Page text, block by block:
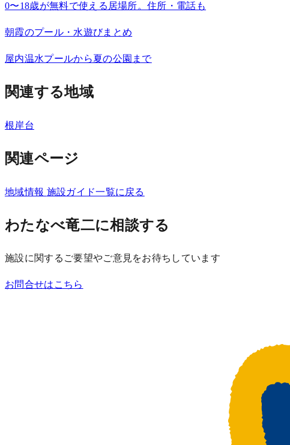
0〜18歳が無料で使える居場所。住所・電話も
朝霞のプール・水遊びまとめ
屋内温水プールから夏の公園まで
関連する地域
根岸台
関連ページ
地域情報 施設ガイド一覧に戻る
わたなべ竜二に相談する
施設に関するご要望やご意見をお待ちしています
お問合せはこちら